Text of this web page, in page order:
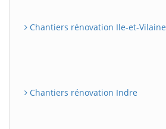
Chantiers rénovation Ile-et-Vilaine
Chantiers rénovation Indre